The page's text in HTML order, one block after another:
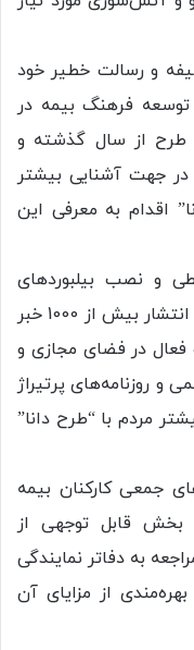
و رسالت خطیر خود
فرهنگ بیمه در
طرح از سال گذشته و
جهت آشنایی بیشتر
اقدام به معرفی این
و نصب بیلبوردهای
شهری، به ویژه در محورهای مواصلاتی، انتشار بیش از 1000 خبر
فعال در فضای مجازی و
و روزنامه‌های پرتیراژ
مردم با “طرح دانا”
جمعی کارکنان بیمه
بخش قابل توجهی از
به دفاتر نمایندگی
از مزایای آن